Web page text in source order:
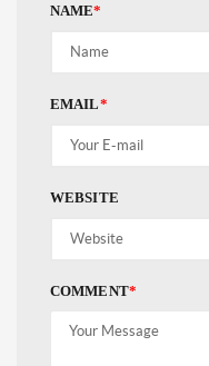
NAME*
EMAIL*
WEBSITE
COMMENT*